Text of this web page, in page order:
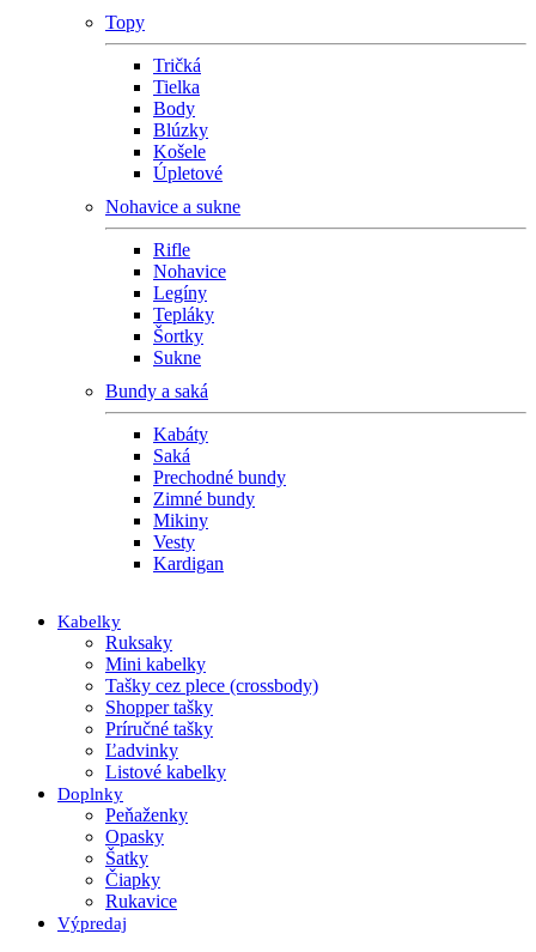
Topy
Tričká
Tielka
Body
Blúzky
Košele
Úpletové
Nohavice a sukne
Rifle
Nohavice
Legíny
Tepláky
Šortky
Sukne
Bundy a saká
Kabáty
Saká
Prechodné bundy
Zimné bundy
Mikiny
Vesty
Kardigan
Kabelky
Ruksaky
Mini kabelky
Tašky cez plece (crossbody)
Shopper tašky
Príručné tašky
Ľadvinky
Listové kabelky
Doplnky
Peňaženky
Opasky
Šatky
Čiapky
Rukavice
Výpredaj